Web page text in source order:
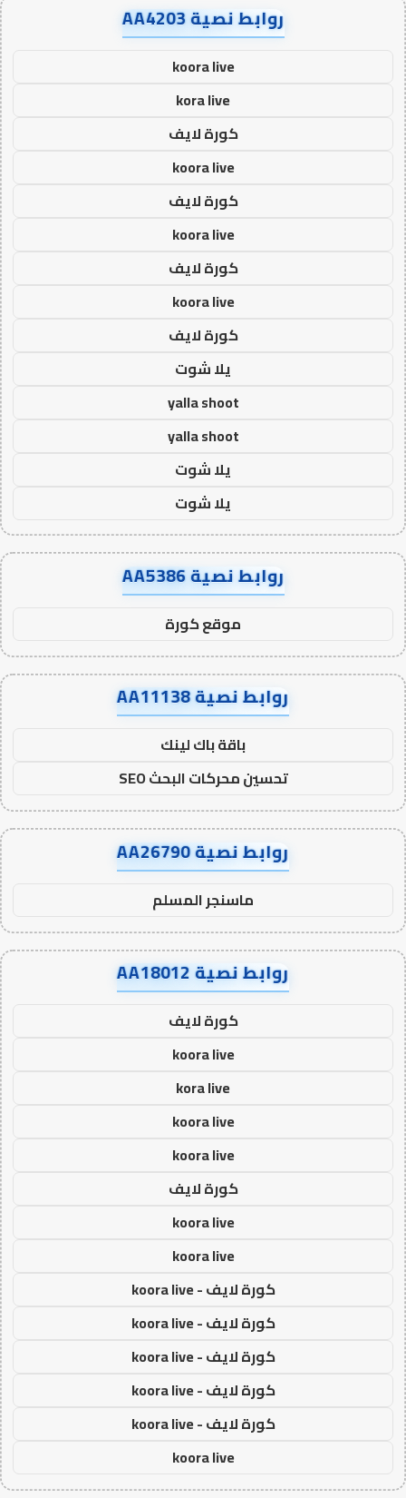
روابط نصية AA4203
koora live
kora live
كورة لايف
koora live
كورة لايف
koora live
كورة لايف
koora live
كورة لايف
يلا شوت
yalla shoot
yalla shoot
يلا شوت
يلا شوت
روابط نصية AA5386
موقع كورة
روابط نصية AA11138
باقة باك لينك
تحسين محركات البحث SEO
روابط نصية AA26790
ماسنجر المسلم
روابط نصية AA18012
كورة لايف
koora live
kora live
koora live
koora live
كورة لايف
koora live
koora live
كورة لايف - koora live
كورة لايف - koora live
كورة لايف - koora live
كورة لايف - koora live
كورة لايف - koora live
koora live